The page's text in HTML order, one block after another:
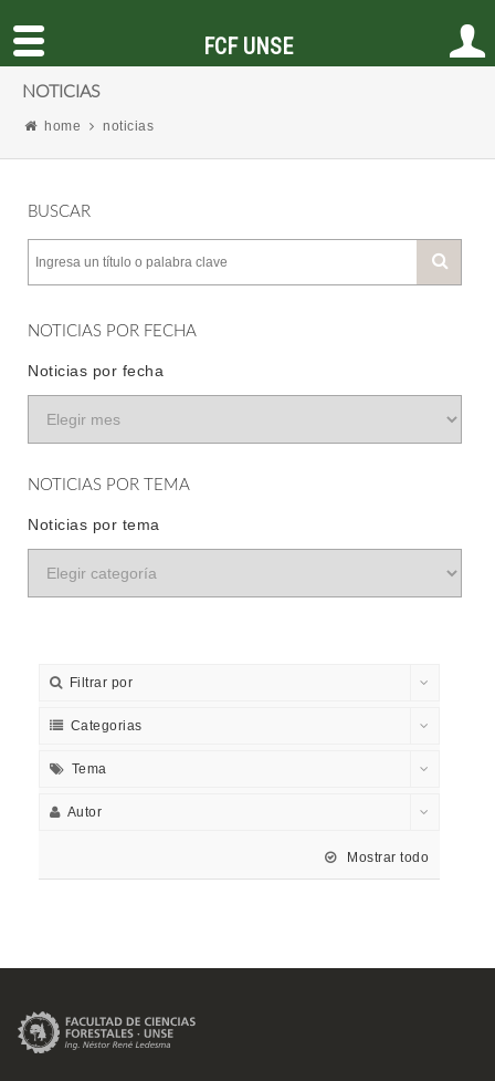
NOTICIAS
home noticias
BUSCAR
NOTICIAS POR FECHA
Noticias por fecha
NOTICIAS POR TEMA
Noticias por tema
Filtrar por
Categorias
Tema
Autor
Mostrar todo
FCF UNSE